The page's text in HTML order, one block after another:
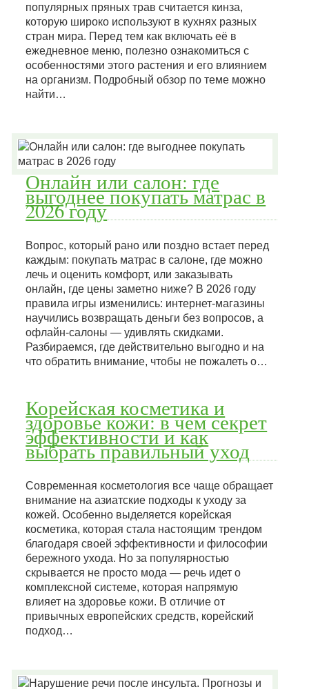
популярных пряных трав считается кинза,
которую широко используют в кухнях разных
стран мира. Перед тем как включать её в
ежедневное меню, полезно ознакомиться с
особенностями этого растения и его влиянием
на организм. Подробный обзор по теме можно
найти…
Онлайн или салон: где
выгоднее покупать матрас в
2026 году
Вопрос, который рано или поздно встает перед
каждым: покупать матрас в салоне, где можно
лечь и оценить комфорт, или заказывать
онлайн, где цены заметно ниже? В 2026 году
правила игры изменились: интернет-магазины
научились возвращать деньги без вопросов, а
офлайн-салоны — удивлять скидками.
Разбираемся, где действительно выгодно и на
что обратить внимание, чтобы не пожалеть о…
Корейская косметика и
здоровье кожи: в чем секрет
эффективности и как
выбрать правильный уход
Современная косметология все чаще обращает
внимание на азиатские подходы к уходу за
кожей. Особенно выделяется корейская
косметика, которая стала настоящим трендом
благодаря своей эффективности и философии
бережного ухода. Но за популярностью
скрывается не просто мода — речь идет о
комплексной системе, которая напрямую
влияет на здоровье кожи. В отличие от
привычных европейских средств, корейский
подход…